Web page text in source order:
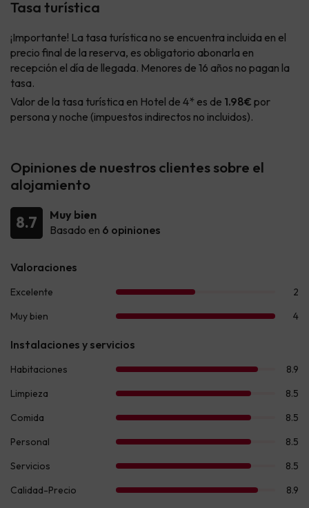
Tasa turística
¡Importante! La tasa turística no se encuentra incluida en el
precio final de la reserva, es obligatorio abonarla en
recepción el día de llegada. Menores de 16 años no pagan la
tasa.
Valor de la tasa turística en Hotel de 4* es de 1.98€ por
persona y noche (impuestos indirectos no incluidos).
Opiniones de nuestros clientes sobre el
alojamiento
8.7
Muy bien
Basado en 6 opiniones